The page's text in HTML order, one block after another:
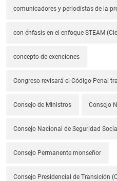
comunicadores y periodistas de la
con énfasis en el enfoque STEAM
concepto de exenciones
Congreso revisará el Código Penal
Consejo de Ministros Consejo
Consejo Nacional de Seguridad
Consejo Permanente monseñor
Consejo Presidencial de Transición